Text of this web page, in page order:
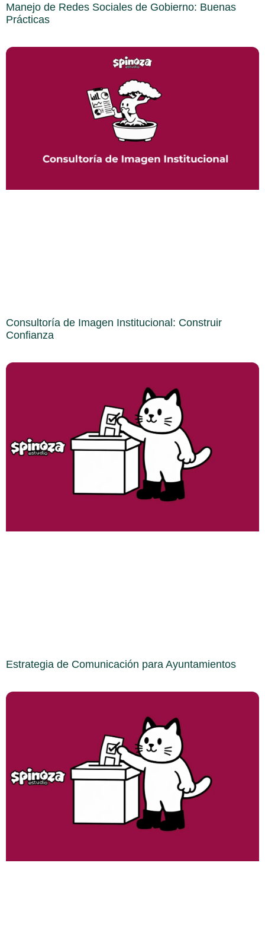
Manejo de Redes Sociales de Gobierno: Buenas
Prácticas
Consultoría de Imagen Institucional: Construir
Confianza
Estrategia de Comunicación para Ayuntamientos